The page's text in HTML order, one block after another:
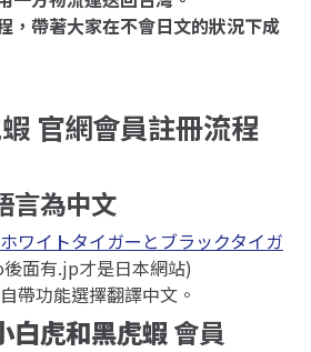
，帶著大家在不會日文的狀況下成
官網會員註冊流程
言為中文
ワイトタイガーとブラックタイガ
面有.jp才是日本網站)
帶功能選擇翻譯中文。
白虎和黑虎蝦會員